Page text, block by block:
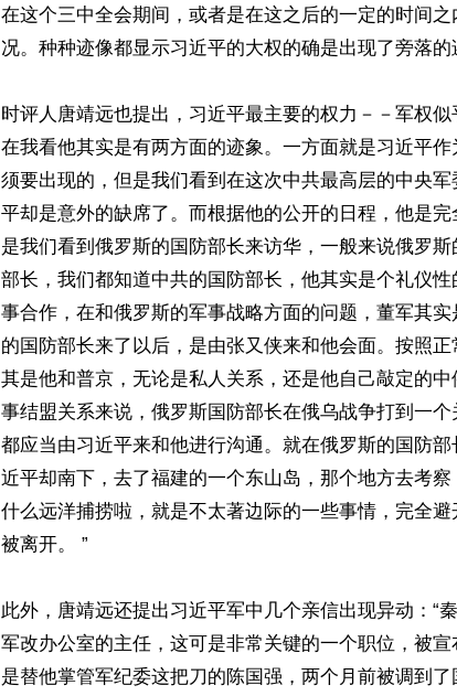
在这个三中全会期间，或者是在这之后的一定的时间
况。种种迹像都显示习近平的大权的确是出现了旁落的
时评人唐靖远也提出，习近平最主要的权力－－军权似
在我看他其实是有两方面的迹象。一方面就是习近平
须要出现的，但是我们看到在这次中共最高层的中央
平却是意外的缺席了。而根据他的公开的日程，他是
是我们看到俄罗斯的国防部长来访华，一般来说俄罗
部长，我们都知道中共的国防部长，他其实是个礼仪
事合作，在和俄罗斯的军事战略方面的问题，董军其
的国防部长来了以后，是由张又侠来和他会面。按照
其是他和普京，无论是私人关系，还是他自己敲定的
事结盟关系来说，俄罗斯国防部长在俄乌战争打到一
都应当由习近平来和他进行沟通。就在俄罗斯的国防
近平却南下，去了福建的一个东山岛，那个地方去考
什么远洋捕捞啦，就是不太著边际的一些事情，完全
被离开。 ”
此外，唐靖远还提出习近平军中几个亲信出现异动：“
军改办公室的主任，这可是非常关键的一个职位，被
是替他掌管军纪委这把刀的陈国强，两个月前被调到